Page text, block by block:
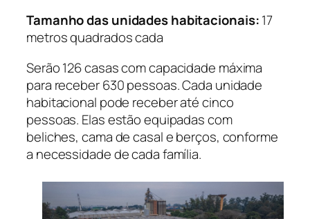
Tamanho das unidades habitacionais:17
metros quadrados cada
Serão 126 casas com capacidade máxima
para receber 630 pessoas. Cada unidade
habitacional pode receber até cinco
pessoas. Elas estão equipadas com
beliches, cama de casal e berços, conforme
a necessidade de cada família.